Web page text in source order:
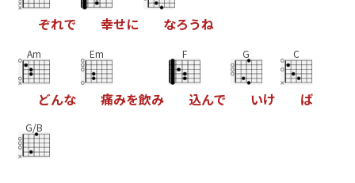
ぞれで 幸せに なろうね
Am
どんな
Em
痛みを飲み
F
込んで
G
いけ
C
ば
G/B